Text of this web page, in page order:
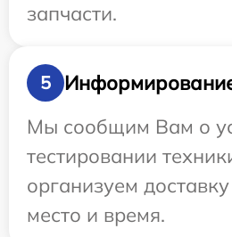
запчасти.
5
Мы сообщим Вам о
тестировании
организуем
место и время.